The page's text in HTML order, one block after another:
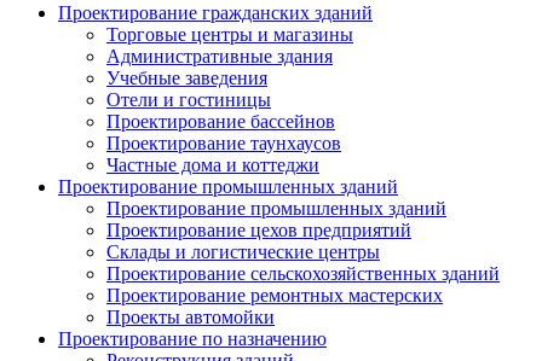
Проектирование гражданских зданий
Торговые центры и магазины
Административные здания
Учебные заведения
Отели и гостиницы
Проектирование бассейнов
Проектирование таунхаусов
Частные дома и коттеджи
Проектирование промышленных зданий
Проектирование промышленных зданий
Проектирование цехов предприятий
Склады и логистические центры
Проектирование сельскохозяйственных зданий
Проектирование ремонтных мастерских
Проекты автомойки
Проектирование по назначению